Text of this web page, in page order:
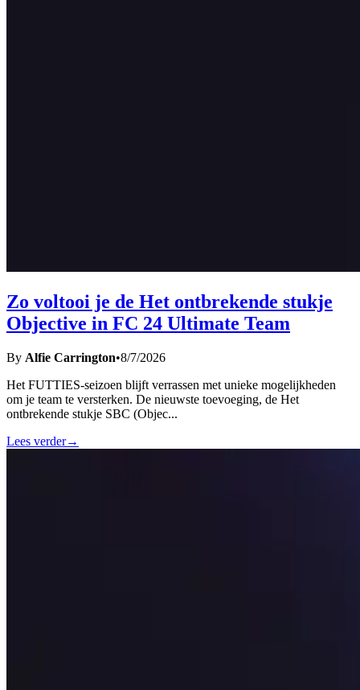
Zo voltooi je de Het ontbrekende stukje
Objective in FC 24 Ultimate Team
By Alfie Carrington•8/7/2026
Het FUTTIES-seizoen blijft verrassen met unieke mogelijkheden
om je team te versterken. De nieuwste toevoeging, de Het
ontbrekende stukje SBC (Objec...
Lees verder→